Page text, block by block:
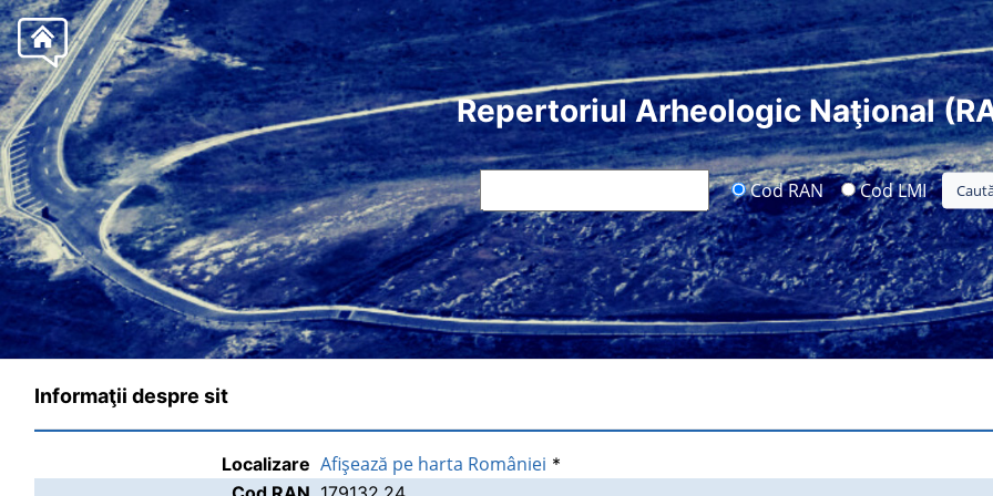
Repertoriul Arheologic Naţional
Cod RAN Cod LMI
Informaţii despre sit
Localizare Afişează pe harta României *